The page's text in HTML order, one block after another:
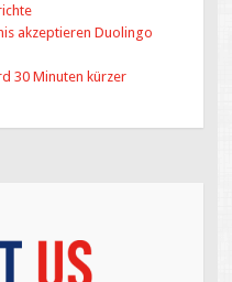
akzeptieren Duolingo
30 Minuten kürzer